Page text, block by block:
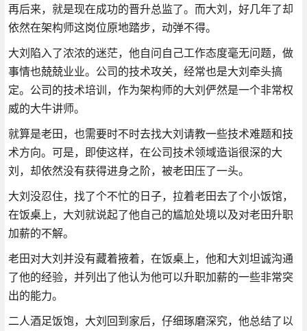
再后来，就是现在成功的晋升总监了。而大刘，好几年了却
依然在架构师这岗位原地踏步，动弹不得。
大刘陷入了浓浓的迷茫，他自问自己工作态度毫无问题，做
事情也兢兢业业。公司的技术攻关，经常也是大刘牵头搞
定。公司的技术培训，作为架构师的大刘俨然是一个非常权
威的大牛讲师。
就算是老田，也需要时不时去找大刘请教一些技术难题和技
术方向。可是，即使这样，在公司技术领域造诣很深的大
刘，却依然没有获得进身之阶，被老田压了一头。
大刘没忍住，找了个不忙的日子，拉着老田去了个小饭馆，
在饭桌上，大刘就说起了他自己的尴尬处境以及对老田升职
加薪的不解。
老田对大刘并没有藏着掖着，在饭桌上，他和大刘坦诚沟通
了他的经验，并列出了他认为他可以升职加薪的一些非常突
出的能力。
二人酒足饭饱，大刘回到家后，仔细琢磨深究，他总结了以